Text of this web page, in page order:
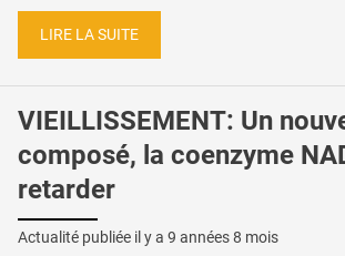
LIRE LA SUITE
VIEILLISSEMENT: Un
composé, la coenzyme
retarder
Actualité publiée il y a 9 années 8 mois